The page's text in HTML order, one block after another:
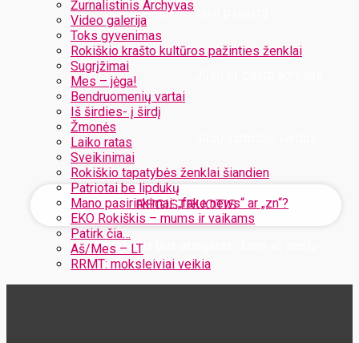
Žurnalistinis Archyvas
Video galerija
Toks gyvenimas
Rokiškio krašto kultūros pažinties ženklai
Sugrįžimai
Mes – jėga!
Bendruomenių vartai
Iš širdies- į širdį
Žmonės
Laiko ratas
Sveikinimai
Rokiškio tapatybės ženklai šiandien
Patriotai be lipdukų
Mano pasirinkimai: „fake news“ ar „zn“?
EKO Rokiškis – mums ir vaikams
Patirk čia…
Aš/Mes – LT
RRMT: moksleiviai veikia
Užregistruokite savo paskyrą
Jūsų slaptažodis bus atsiųstas Jums el. paštu